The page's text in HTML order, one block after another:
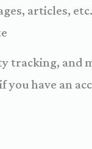
articles,
tracking,
have an